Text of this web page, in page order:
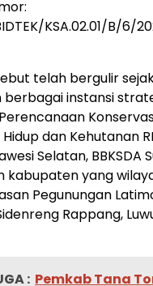
KSA.02.01/B/6/
telah bergulir
instansi
Hidup dan Kehutanan
Selatan, BBKSDA
kabupaten yang
Pegunungan
Rappang,
: Pemkab Tana